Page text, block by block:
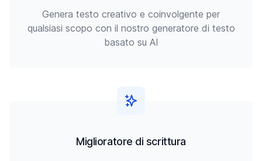
Genera testo creativo e coinvolgente per
qualsiasi scopo con il nostro generatore di testo
basato su AI
Miglioratore di scrittura